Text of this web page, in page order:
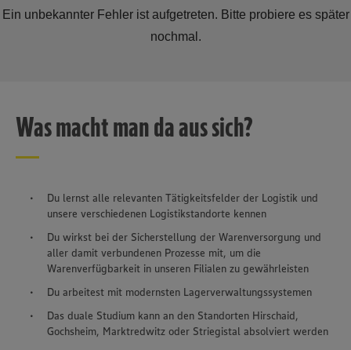
Was macht man da aus sich?
Du lernst alle relevanten Tätigkeitsfelder der Logistik und
unsere verschiedenen Logistikstandorte kennen
Du wirkst bei der Sicherstellung der Warenversorgung und
aller damit verbundenen Prozesse mit, um die
Warenverfügbarkeit in unseren Filialen zu gewährleisten
Du arbeitest mit modernsten Lagerverwaltungssystemen
Das duale Studium kann an den Standorten Hirschaid,
Gochsheim, Marktredwitz oder Striegistal absolviert werden